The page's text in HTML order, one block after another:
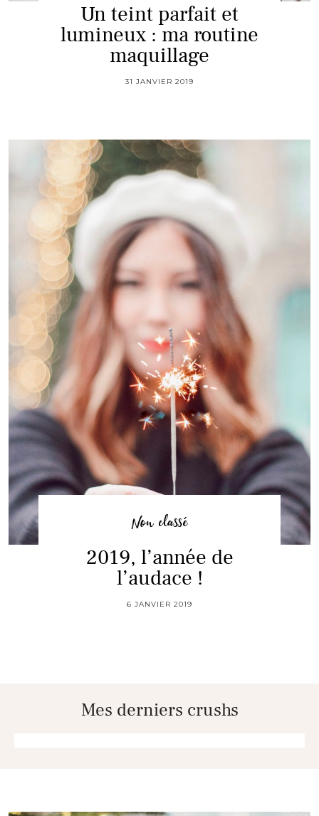
Un teint parfait et
lumineux : ma routine
maquillage
31 JANVIER 2019
Non classé
2019, l’année de
l’audace !
6 JANVIER 2019
Mes derniers crushs